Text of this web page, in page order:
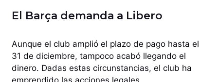
El Barça demanda a Libero
Aunque el club amplió el plazo de pago hasta el
31 de diciembre, tampoco acabó llegando el
dinero. Dadas estas circunstancias, el club ha
emprendido las acciones legales